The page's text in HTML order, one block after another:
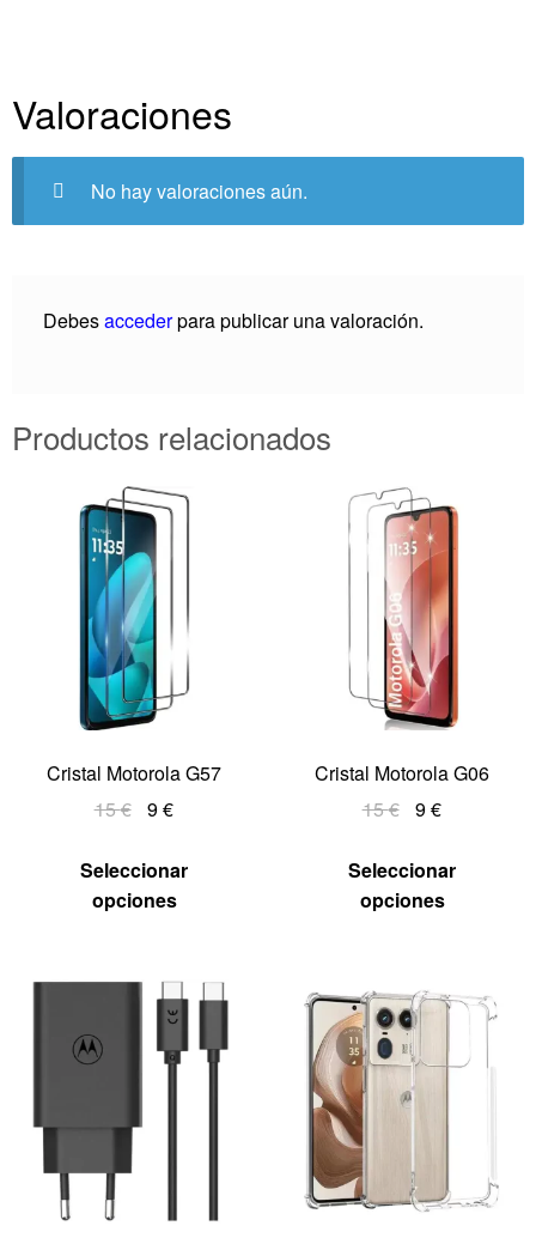
Valoraciones
No hay valoraciones aún.
Debesaccederpara publicar una valoración.
Productos relacionados
Cristal Motorola G57
15€ 9€
Seleccionar
opciones
Cristal Motorola G06
15€ 9€
Seleccionar
opciones